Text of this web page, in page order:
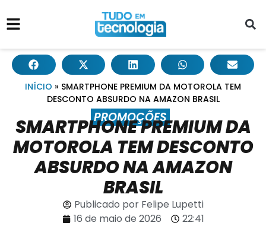
INÍCIO » SMARTPHONE PREMIUM DA MOTOROLA TEM
DESCONTO ABSURDO NA AMAZON BRASIL
PROMOÇÕES
SMARTPHONE PREMIUM DA
MOTOROLA TEM DESCONTO
ABSURDO NA AMAZON
BRASIL
Publicado porFelipe Lupetti
16 de maio de 2026
22:41